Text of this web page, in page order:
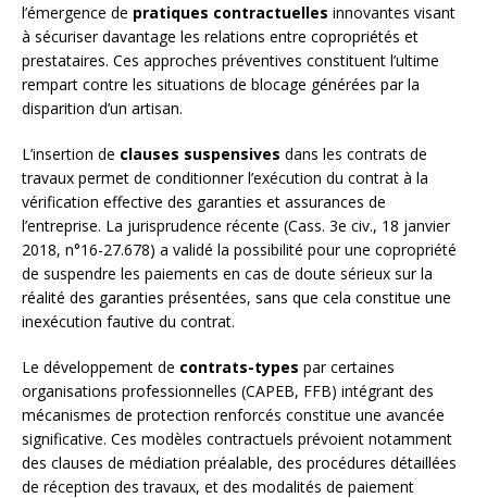
l’émergence de pratiques contractuelles innovantes visant
à sécuriser davantage les relations entre copropriétés et
prestataires. Ces approches préventives constituent l’ultime
rempart contre les situations de blocage générées par la
disparition d’un artisan.
L’insertion de clauses suspensives dans les contrats de
travaux permet de conditionner l’exécution du contrat à la
vérification effective des garanties et assurances de
l’entreprise. La jurisprudence récente (Cass. 3e civ., 18 janvier
2018, n°16-27.678) a validé la possibilité pour une copropriété
de suspendre les paiements en cas de doute sérieux sur la
réalité des garanties présentées, sans que cela constitue une
inexécution fautive du contrat.
Le développement de contrats-types par certaines
organisations professionnelles (CAPEB, FFB) intégrant des
mécanismes de protection renforcés constitue une avancée
significative. Ces modèles contractuels prévoient notamment
des clauses de médiation préalable, des procédures détaillées
de réception des travaux, et des modalités de paiement